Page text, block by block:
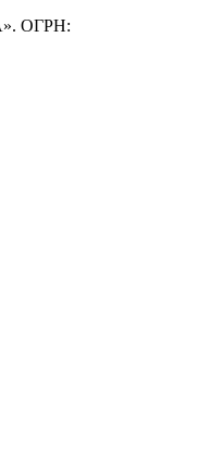
ОГРН: